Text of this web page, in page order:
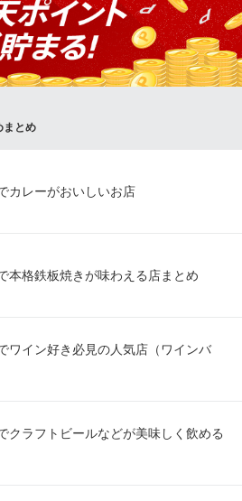
限定コースを作成致しました。 時期
の串等、当店自慢の逸品が組み込ま
ティーの差に驚いて頂けると思いま
ります。ご予約をお待ちしておりま
駅 徒歩4分
OMT関内ビル1F
まとめ
カレーがおいしいお店
本格鉄板焼きが味わえる店まとめ
ワイン好き必見の人気店（ワインバ
クラフトビールなどが美味しく飲める